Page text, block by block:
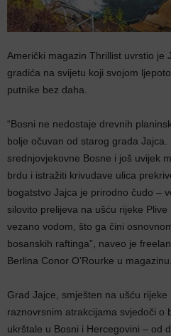
Američki magazin Thrillist uvrstio je
gradića na svijetu koji svojom
putnike bez daha.
“Bosni ne nedostaje drevnih
bolje očuvan od starog grada Jajca.
srednjovjekovne Bosne i još uvijek
brdu i istražiti krivudave ulica
bogatstvo Jajca je prirodno čudo –
silovito prelijeva na ušću rijeke
vezano vodom, što ga čini
bosanskih raftinga”, naveo je
Berlina Conor O’Rourke u magazinu.
Grad Jajce, smješten na ušću rijeke
raznovrsnim atrakcijama svjedoči o
ukrštale u Bosni i Hercegovini – od